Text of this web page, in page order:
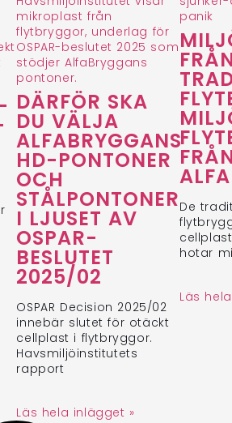
DÄRFÖR SKA
DU VÄLJA
ALFABRYGGANS
HD-PONTONER
OCH
STÅLPONTONER
I LJUSET AV
OSPAR-
BESLUTET
2025/02
OSPAR Decision 2025/02
innebär slutet för otäckt
cellplast i flytbryggor.
Havsmiljöinstitutets
rapport
Läs hela inlägget »
De
hotar
Läs